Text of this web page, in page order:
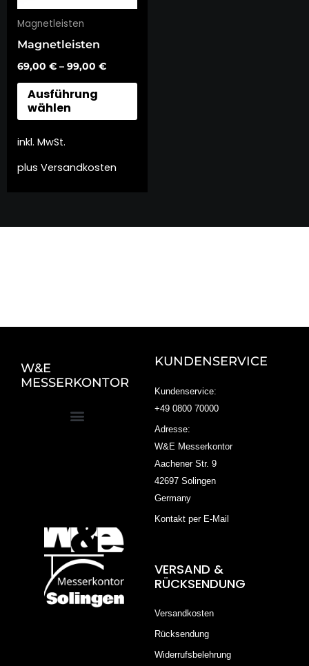
Magnetleisten
Magnetleisten
69,00 € – 99,00 €
Ausführung
wählen
Die
der
inkl. MwSt.
plus Versandkosten
W&E
MESSERKONTOR
KUNDENSERVICE
Kundenservice:
+49 0800 70000
Adresse:
W&E Messerkontor
Aachener Str. 9
42697 Solingen
Germany
Kontakt per E-Mail
VERSAND &
RÜCKSENDUNG
Versandkosten
Rücksendung
Widerrufsbelehrung